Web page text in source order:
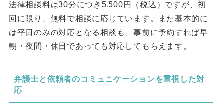
法律相談料は30分につき5,500円（税込）ですが、初
回に限り、無料で相談に応じています。また基本的に
は平日のみの対応となる相談も、事前に予約すれば早
朝・夜間・休日であっても対応してもらえます。
弁護士と依頼者のコミュニケーションを重視した対
応